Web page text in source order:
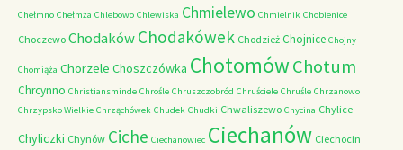
Chełmno Chełmża Chlebowo Chlewiska Chmielewo Chmielnik Chobienice
Choczewo ChodakówChodakówek Chodzież Chojnice Chojny
Chomiąża Chorzele Choszczówka ChotomówChotum
Chrcynno Christiansminde Chrośle Chruszczobród Chruściele Chruśle Chrzanowo
Chrzypsko Wielkie Chrząchówek Chudek Chudki Chwaliszewo Chycina Chylice
Chyliczki Chynów Ciche Ciechanowiec Ciechanów Ciechocin